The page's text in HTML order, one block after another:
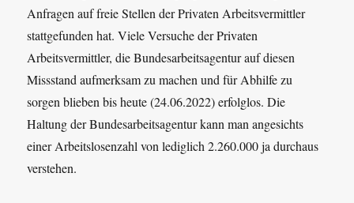
Anfragen auf freie Stellen der Privaten Arbeitsvermittler
stattgefunden hat. Viele Versuche der Privaten
Arbeitsvermittler, die Bundesarbeitsagentur auf diesen
Missstand aufmerksam zu machen und für Abhilfe zu
sorgen blieben bis heute (24.06.2022) erfolglos. Die
Haltung der Bundesarbeitsagentur kann man angesichts
einer Arbeitslosenzahl von lediglich 2.260.000 ja durchaus
verstehen.